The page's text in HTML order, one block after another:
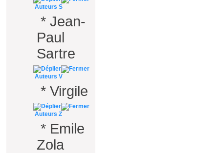
Auteurs S
* Jean-
Paul
Sartre
Auteurs V
* Virgile
Auteurs Z
* Emile
Zola